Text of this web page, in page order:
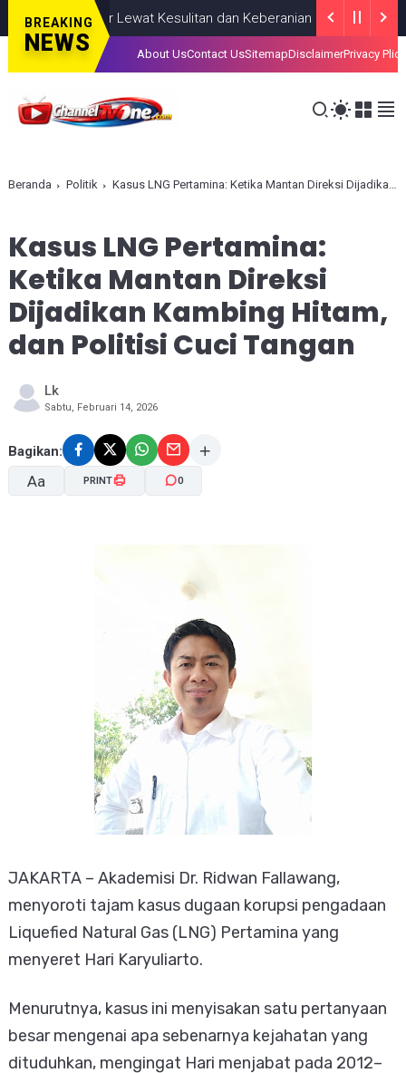
BREAKING
NEWS
Lahir Lewat Kesulitan dan Keberanian NASIONAL AUGUST
About UsContact UsSitemapDisclaimerPrivacy Plice
Beranda Politik Kasus LNG Pertamina: Ketika Mantan Direksi Dijadikan Kambing Hitam, dan Politisi Cuci Tangan
Kasus LNG Pertamina:
Ketika Mantan Direksi
Dijadikan Kambing Hitam,
dan Politisi Cuci Tangan
Lk
Sabtu, Februari 14, 2026
Bagikan:
Aa PRINT 0
​JAKARTA – Akademisi Dr. Ridwan Fallawang,
menyoroti tajam kasus dugaan korupsi pengadaan
Liquefied Natural Gas (LNG) Pertamina yang
menyeret Hari Karyuliarto.
Menurutnya, kasus ini menyisakan satu pertanyaan
besar mengenai apa sebenarnya kejahatan yang
dituduhkan, mengingat Hari menjabat pada 2012–